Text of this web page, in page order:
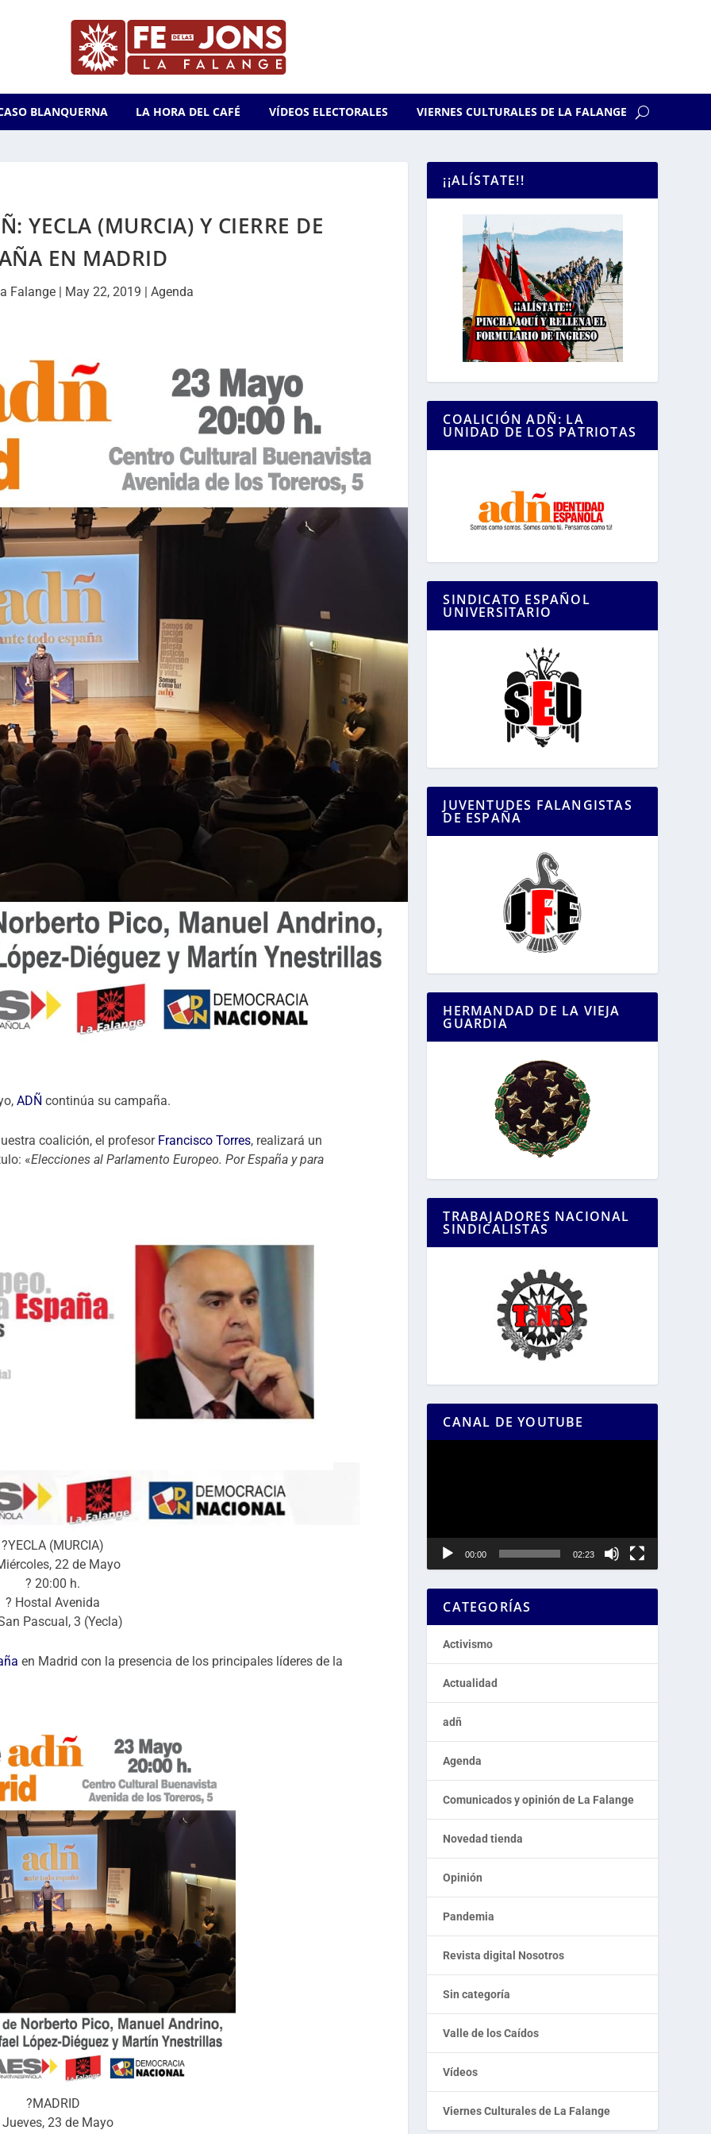
BLANQUERNA LA HORA DEL CAFÉ VÍDEOS ELECTORALES VIERNES CULTURALES DE LA FALANGE
YECLA (MURCIA) Y CIERRE DE
EN MADRID
Falange | May 22, 2019 |Agenda
ADÑ continúa su campaña.
coalición, el profesor Francisco Torres, realizará un
«Elecciones al Parlamento Europeo. Por España y para
?YECLA (MURCIA)
22 de Mayo
? 20:00 h.
? Hostal Avenida
Pascual, 3 (Yecla)
en Madrid con la presencia de los principales líderes de la
?MADRID
Jueves, 23 de Mayo
¡¡ALÍSTATE!!
COALICIÓN ADÑ: LA
UNIDAD DE LOS PATRIOTAS
SINDICATO ESPAÑOL
UNIVERSITARIO
JUVENTUDES FALANGISTAS
DE ESPAÑA
HERMANDAD DE LA VIEJA
GUARDIA
TRABAJADORES NACIONAL
SINDICALISTAS
CANAL DE YOUTUBE
00:00 02:23
CATEGORÍAS
Activismo
Actualidad
adñ
Agenda
Comunicados y opinión de La Falange
Novedad tienda
Opinión
Pandemia
Revista digital Nosotros
Sin categoría
Valle de los Caídos
Vídeos
Viernes Culturales de La Falange